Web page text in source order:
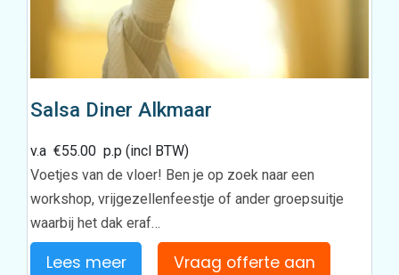
Salsa Diner Alkmaar
v.a€55.00 p.p (incl BTW)
Voetjes van de vloer! Ben je op zoek naar een
workshop, vrijgezellenfeestje of ander groepsuitje
waarbij het dak eraf…
Lees meer Vraag offerte aan